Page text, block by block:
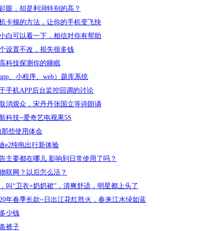
眼，却是利润特别的高？
卡顿的方法，让你的手机变飞快
白可以看一下，相信对你有帮助
设置不改，损失很多钱
科技探测你的睡眠
、小程序、web）题库系统
手机APP后台监控回调的讨论
消观众，宋丹丹张国立等诗朗诵
科技~爱奇艺电视果5S
那些使用体会
e2纯电出行新体验
主要都在哪儿 影响到日常使用了吗？
联网？以后怎么活？
叫“卫衣+奶奶裙”，清爽舒适，明星都上头了
年春季长款~日出江花红胜火，春来江水绿如蓝
少钱
裤子